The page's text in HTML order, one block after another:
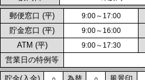
郵便窓口 (平) 9:00～17:00
貯金窓口 (平) 9:00～16:00
ATM (平) 9:00～17:30
営業日の特例等